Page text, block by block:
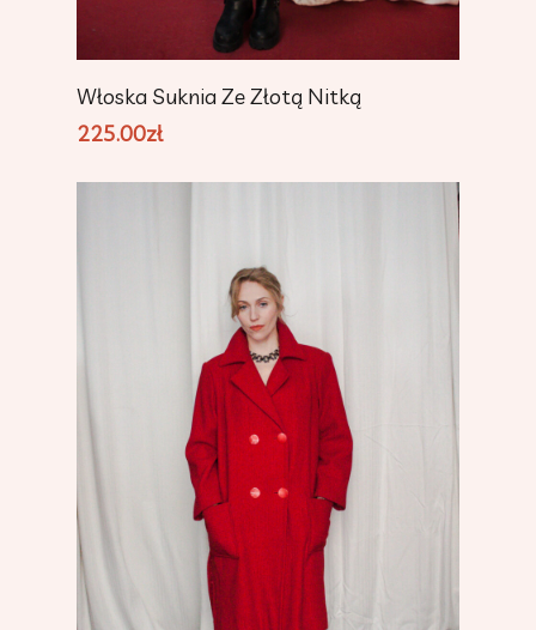
Add To Cart
Włoska Suknia Ze Złotą Nitką
225.00zł